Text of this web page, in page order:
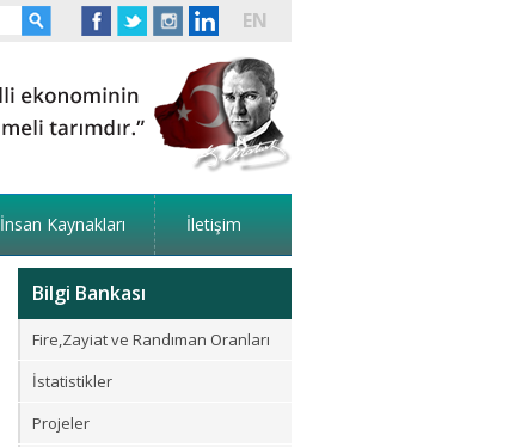
EN
İnsan Kaynakları İletişim
Bilgi Bankası
Fire,Zayiat ve Randıman Oranları
İstatistikler
Projeler